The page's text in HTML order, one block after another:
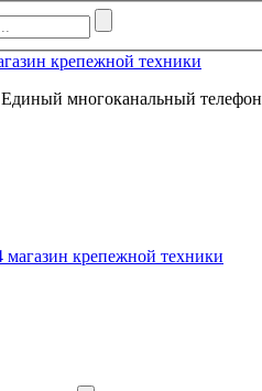
Единый многоканальный телефон